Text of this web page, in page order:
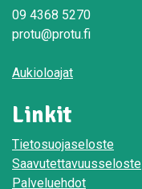
09 4368 5270
protu@protu.fi
Aukioloajat
Linkit
Tietosuojaseloste
Saavutettavuusseloste
Palveluehdot